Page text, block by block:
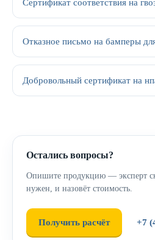
Сертификат соответствия на
Отказное письмо на бамперы
Добровольный сертификат на
Остались вопросы?
Опишите продукцию — эксперт
нужен, и назовёт стоимость.
Получить расчёт +7